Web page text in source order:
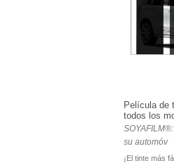
Película de
todos los
su automóv
¡El tinte más